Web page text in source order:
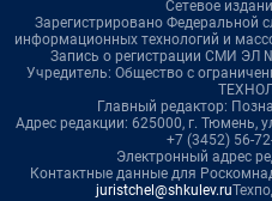
Сетевое
Зарегистрировано Федеральной
информационных технологий и
Запись о регистрации СМИ ЭЛ
Учредитель: Общество с
Главный редактор:
Адрес редакции: 625000, г. Тюмень,
+7 (3452) 56-
Электронный адрес
Контактные данные для
juristchel@shkulev.ru